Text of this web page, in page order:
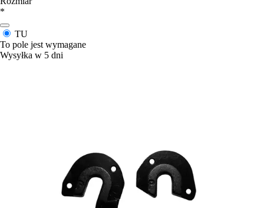
*
TU
To pole jest wymagane
Wysyłka w 5 dni